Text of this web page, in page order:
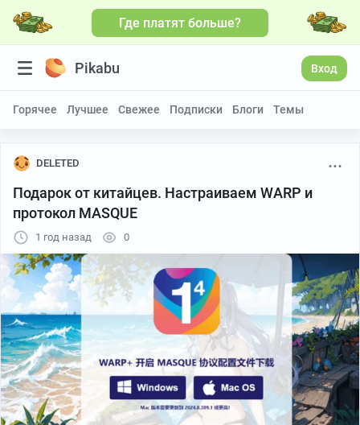
Где платят больше?
Pikabu Вход
Горячее Лучшее Свежее Подписки Блоги Темы
DELETED
Подарок от китайцев. Настраиваем WARP и
протокол MASQUE
1 год назад 0
Больше видео